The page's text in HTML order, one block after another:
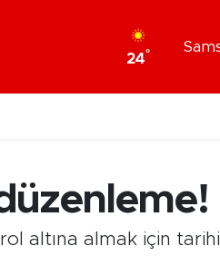
24°
altına almak için